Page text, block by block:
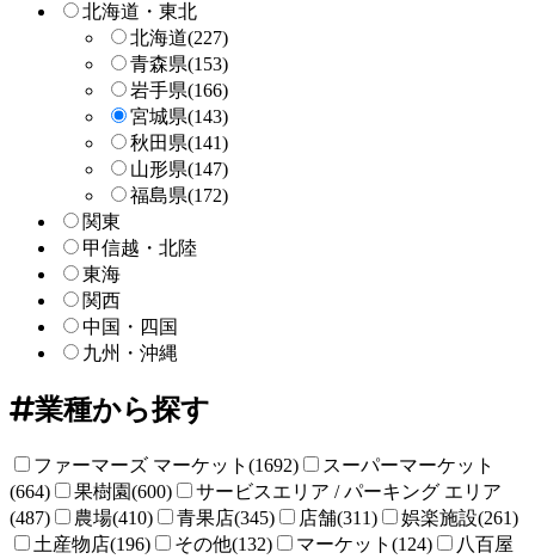
北海道・東北
北海道(227)
青森県(153)
岩手県(166)
宮城県(143)
秋田県(141)
山形県(147)
福島県(172)
関東
甲信越・北陸
東海
関西
中国・四国
九州・沖縄
業種から探す
ファーマーズ マーケット(1692)
スーパーマーケット
(664)
果樹園(600)
サービスエリア / パーキング エリア
(487)
農場(410) 青果店(345) 店舗(311)
娯楽施設(261)
土産物店(196)
その他(132) マーケット(124)
八百屋